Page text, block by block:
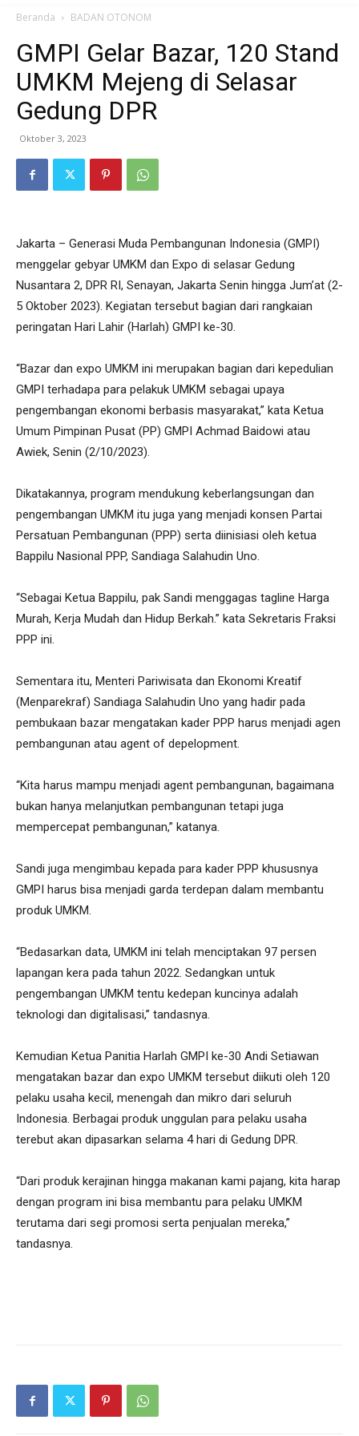
Beranda BADAN OTONOM
GMPI Gelar Bazar, 120 Stand
UMKM Mejeng di Selasar
Gedung DPR
Oktober 3, 2023
Jakarta – Generasi Muda Pembangunan Indonesia (GMPI)
menggelar gebyar UMKM dan Expo di selasar Gedung
Nusantara 2, DPR RI, Senayan, Jakarta Senin hingga Jum’at (2-
5 Oktober 2023). Kegiatan tersebut bagian dari rangkaian
peringatan Hari Lahir (Harlah) GMPI ke-30.
“Bazar dan expo UMKM ini merupakan bagian dari kepedulian
GMPI terhadapa para pelakuk UMKM sebagai upaya
pengembangan ekonomi berbasis masyarakat,” kata Ketua
Umum Pimpinan Pusat (PP) GMPI Achmad Baidowi atau
Awiek, Senin (2/10/2023).
Dikatakannya, program mendukung keberlangsungan dan
pengembangan UMKM itu juga yang menjadi konsen Partai
Persatuan Pembangunan (PPP) serta diinisiasi oleh ketua
Bappilu Nasional PPP, Sandiaga Salahudin Uno.
“Sebagai Ketua Bappilu, pak Sandi menggagas tagline Harga
Murah, Kerja Mudah dan Hidup Berkah.” kata Sekretaris Fraksi
PPP ini.
Sementara itu, Menteri Pariwisata dan Ekonomi Kreatif
(Menparekraf) Sandiaga Salahudin Uno yang hadir pada
pembukaan bazar mengatakan kader PPP harus menjadi agen
pembangunan atau agent of depelopment.
“Kita harus mampu menjadi agent pembangunan, bagaimana
bukan hanya melanjutkan pembangunan tetapi juga
mempercepat pembangunan,” katanya.
Sandi juga mengimbau kepada para kader PPP khususnya
GMPI harus bisa menjadi garda terdepan dalam membantu
produk UMKM.
“Bedasarkan data, UMKM ini telah menciptakan 97 persen
lapangan kera pada tahun 2022. Sedangkan untuk
pengembangan UMKM tentu kedepan kuncinya adalah
teknologi dan digitalisasi,” tandasnya.
Kemudian Ketua Panitia Harlah GMPI ke-30 Andi Setiawan
mengatakan bazar dan expo UMKM tersebut diikuti oleh 120
pelaku usaha kecil, menengah dan mikro dari seluruh
Indonesia. Berbagai produk unggulan para pelaku usaha
terebut akan dipasarkan selama 4 hari di Gedung DPR.
“Dari produk kerajinan hingga makanan kami pajang, kita harap
dengan program ini bisa membantu para pelaku UMKM
terutama dari segi promosi serta penjualan mereka,”
tandasnya.